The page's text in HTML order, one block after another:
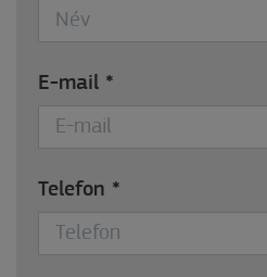
E-mail *
Telefon *